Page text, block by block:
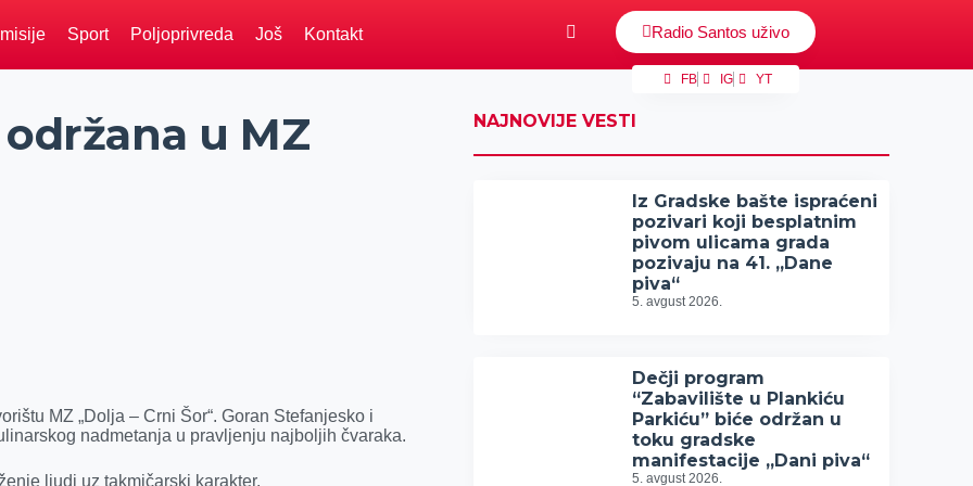
Sport Poljoprivreda Još Kontakt Radio Santos uživo
FB IG YT
u MZ
MZ „Dolja – Crni Šor“. Goran Stefanjesko i
nadmetanja u pravljenju najboljih čvaraka.
ljudi uz takmičarski karakter.
NAJNOVIJE VESTI
Iz Gradske bašte ispraćeni
pozivari koji besplatnim
pivom ulicama grada
pozivaju na 41. „Dane
piva“
5. avgust 2026.
Dečji program
“Zabavilište u Plankiću
Parkiću” biće održan u
toku gradske
manifestacije „Dani piva“
5. avgust 2026.